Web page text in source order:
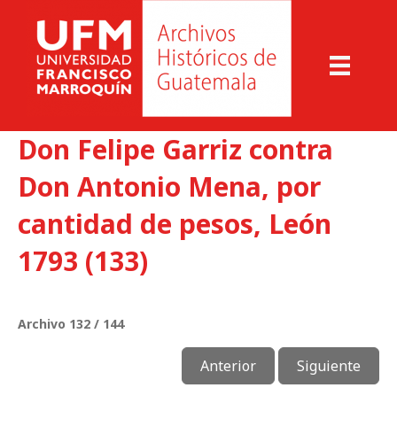
Don Felipe Garriz contra
Don Antonio Mena, por
cantidad de pesos, León
1793 (133)
Archivo 132 / 144
Anterior Siguiente